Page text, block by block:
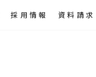
採用情報 資料請求